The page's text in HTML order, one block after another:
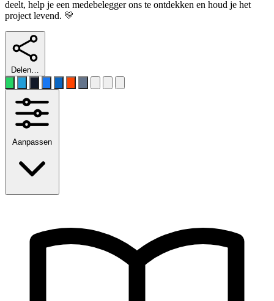
deelt, help je een medebelegger ons te ontdekken en houd je het
project levend. 💛
Delen…
Aanpassen